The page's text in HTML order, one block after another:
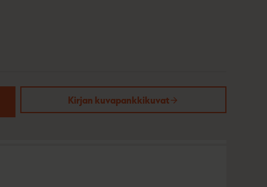
Kirjan kuvapankkikuvat